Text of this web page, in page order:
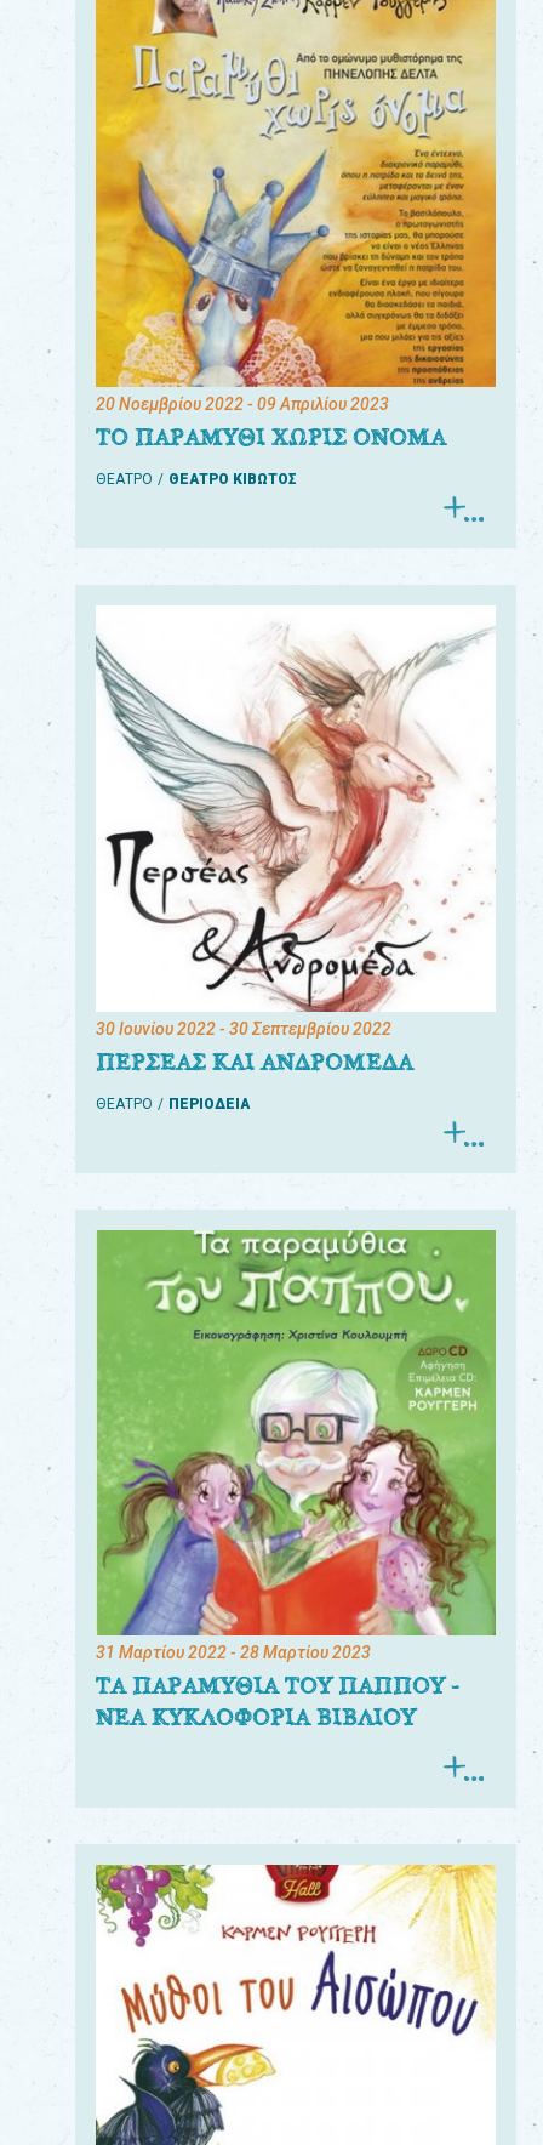
20 Νοεμβρίου 2022- 09 Απριλίου 2023
ΤΟ ΠΑΡΑΜΥΘΙ ΧΩΡΙΣ ΟΝΟΜΑ
ΘΕΑΤΡΟ ΘΕΑΤΡΟ ΚΙΒΩΤΟΣ
30 Ιουνίου 2022- 30 Σεπτεμβρίου 2022
ΠΕΡΣΕΑΣ ΚΑΙ ΑΝΔΡΟΜΕΔΑ
ΘΕΑΤΡΟ ΠΕΡΙΟΔΕΙΑ
31 Μαρτίου 2022- 28 Μαρτίου 2023
ΤΑ ΠΑΡΑΜΥΘΙΑ ΤΟΥ ΠΑΠΠΟΥ -
ΝΕΑ ΚΥΚΛΟΦΟΡΙΑ ΒΙΒΛΙΟΥ